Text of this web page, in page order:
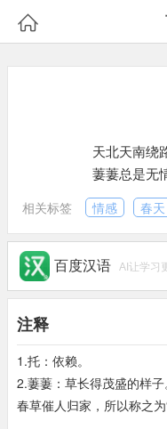

天北天南绕
萋萋总是无
相关标签 情感 春天
百度汉语 AI让学习
注释
1.托：依赖。
2.萋萋：草长得茂盛的样子
春草催人归家，所以称之为